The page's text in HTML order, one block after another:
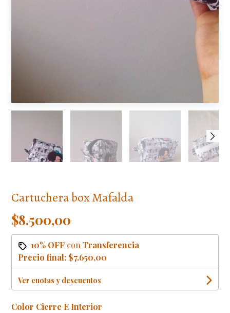
Cartuchera box Mafalda
$8.500,00
10% OFF conTransferencia
Precio final: $7.650,00
Ver cuotas y descuentos
Color Cierre E Interior